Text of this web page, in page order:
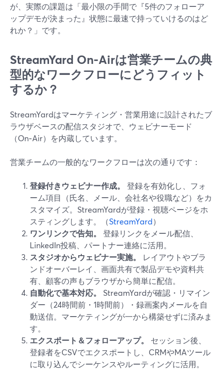
が、実際の課題は「最小限の手間で『5件のフォローア
ップデモが決まった』状態に最速で持っていけるのはど
れか？」です。
StreamYard On‑Airは営業チームの典
型的なワークフローにどうフィット
するか？
StreamYardはマーケティング・営業用途に設計されたブ
ラウザベースの配信スタジオで、ウェビナーモード
（On‑Air）を内蔵しています。
営業チームの一般的なワークフローは次の通りです：
登録付きウェビナー作成。
登録を有効化し、フォ
ーム項目（氏名、メール、会社名や役職など）をカ
スタマイズ。StreamYardが登録・視聴ページをホ
スティングします。（StreamYard）
ワンリンクで告知。
登録リンクをメール配信、
LinkedIn投稿、パートナー連絡に活用。
スタジオからウェビナー実施。
レイアウトやブラ
ンドオーバーレイ、画面共有で製品デモや資料共
有、顧客の声もブラウザから簡単に配信。
自動化で基本対応。
StreamYardが確認・リマイン
ダー（24時間前・1時間前）・録画案内メールを自
動送信。マーケティングが一から構築せずに済みま
す。
エクスポート＆フォローアップ。
セッション後、
登録者をCSVでエクスポートし、CRMやMAツール
に取り込んでシーケンスやルーティングに活用。